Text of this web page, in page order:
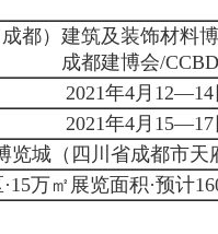
都）建筑及装饰材料
成都建博会/
2021年4月12—14
2021年4月15—17
览城（四川省成都市天
万㎡展览面积·预计